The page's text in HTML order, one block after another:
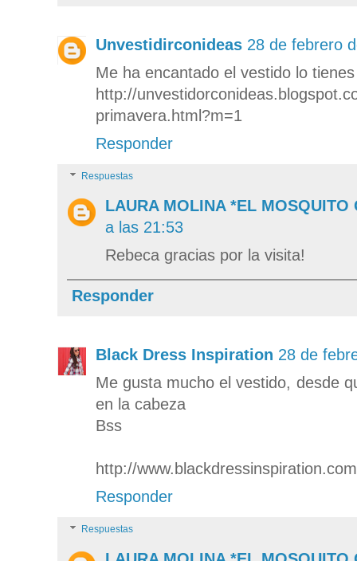
Unvestidirconideas 28 de febrero
Me ha encantado el vestido lo
http://
primavera.html?m=1
Responder
Respuestas
LAURA MOLINA *EL MOSQUITO
a las 21:53
Rebeca gracias por la visita!
Responder
Black Dress Inspiration 28 de
Me gusta mucho el vestido, desde
en la cabeza
Bss
http://www.blackdressinspiration.com
Responder
Respuestas